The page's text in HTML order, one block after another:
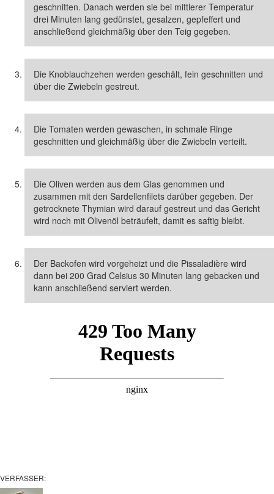
geschnitten. Danach werden sie bei mittlerer Temperatur
drei Minuten lang gedünstet, gesalzen, gepfeffert und
anschließend gleichmäßig über den Teig gegeben.
Die Knoblauchzehen werden geschält, fein geschnitten und
über die Zwiebeln gestreut.
Die Tomaten werden gewaschen, in schmale Ringe
geschnitten und gleichmäßig über die Zwiebeln verteilt.
Die Oliven werden aus dem Glas genommen und
zusammen mit den Sardellenfilets darüber gegeben. Der
getrocknete Thymian wird darauf gestreut und das Gericht
wird noch mit Olivenöl beträufelt, damit es saftig bleibt.
Der Backofen wird vorgeheizt und die Pissaladière wird
dann bei 200 Grad Celsius 30 Minuten lang gebacken und
kann anschließend serviert werden.
VERFASSER: